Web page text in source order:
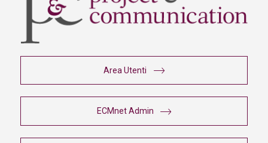
Area Utenti
ECMnet Admin